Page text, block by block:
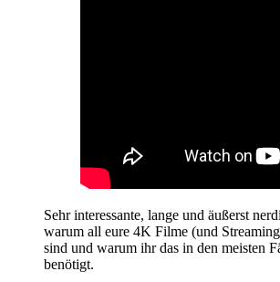
Sehr interessante, lange und äußerst
warum all eure 4K Filme (und
sind und warum ihr das in den meisten
benötigt.